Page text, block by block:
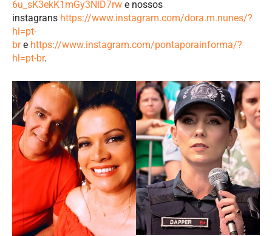
6u_sK3ekK1mGy3NlD7rw e nossos
instagrans https://www.instagram.com/dora.m.nunes/?
hl=pt-
bre https://www.instagram.com/pontaporainforma/?
hl=pt-br.